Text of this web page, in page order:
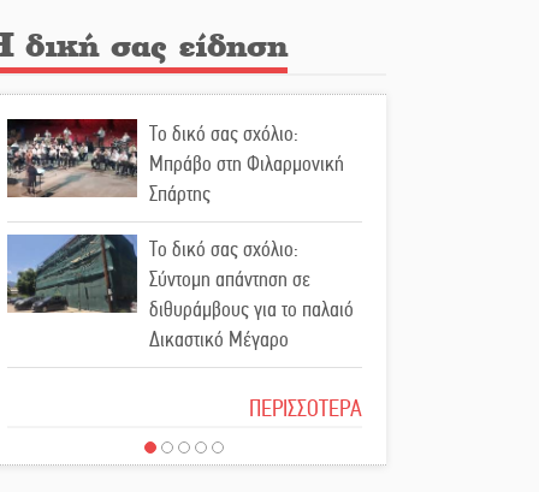
φύτρωσε από μια
ξεχασμένη προφητεία
Κλήρωσε για τον Αστέρα
Βλαχιώτη στη Γ’ Εθνική
Οδύνη στην Απιδιά για τον
χαμό της 29χρονης Ελένης
«Σφραγίδα» έργου και
δική σας είδηση
Το δικό σας σχόλιο:
Μπράβο στη Φιλαρμονική
Σπάρτης
Το δικό σας σχόλιο:
Σύντομη απάντηση σε
διθυράμβους για το παλαιό
Δικαστικό Μέγαρο
Το δικό σας σχόλιο: Ιερή
ΠΕΡΙΣΣΟΤΕΡΑ